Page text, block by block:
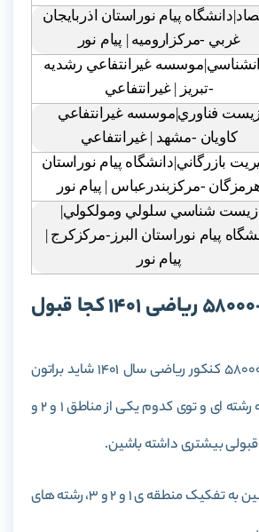
پيام نوراستان اذربايجان
غربي -مرکزاروميه | پيام نور
غيرانتفاعي رشديه
-تبريز | غيرانتفاعي
فناوري|موسسه غيرانتفاعي
کاويان -مشهد | غيرانتفاعي
بازرگاني|دانشگاه پيام نوراستان
-مرکزبندرعباس | پيام نور
زيست شناسي سلولي ومولکولي|
پيام نوراستان البرز-مرکزکرج |
پيام نور
با رتبه 56000-58000 ریاضی 1401 کجا قبول
با رتبه ی 56000 تا 58000 کنکور ریاضی سال 1401 شاید براتون
سوال باشه که تو چه رشته ای و توی کدوم یکی از مناطق 1 و 2 و
در جداول زیر می تونین به تفکیک منطقه ی 1 و 2 و 3، رشته های